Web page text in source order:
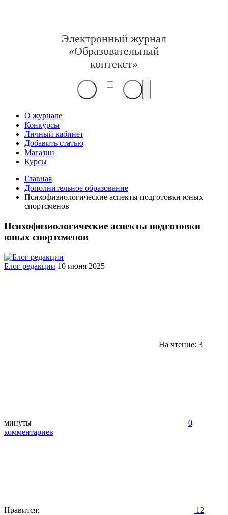
Электронный журнал
«Образовательный
контекст»
О журнале
Конкурсы
Личный кабинет
Добавить статью
Магазин
Курсы
Главная
Дополнительное образование
Психофизиологические аспекты подготовки юных
спортсменов
Психофизиологические аспекты подготовки
юных спортсменов
Блог редакции 10 июня 2025
На чтение: 3
минуты
0
комментариев
Нравится: 12